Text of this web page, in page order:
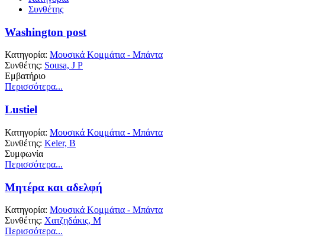
Συνθέτης
Washington post
Κατηγορία: Μουσικά Κομμάτια - Μπάντα
Συνθέτης: Sousa, J P
Εμβατήριο
Περισσότερα...
Lustiel
Κατηγορία: Μουσικά Κομμάτια - Μπάντα
Συνθέτης: Keler, B
Συμφωνία
Περισσότερα...
Μητέρα και αδελφή
Κατηγορία: Μουσικά Κομμάτια - Μπάντα
Συνθέτης: Χατζηδάκις, Μ
Περισσότερα...